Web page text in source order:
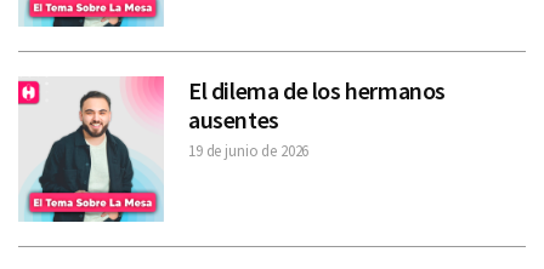
El dilema de los hermanos
ausentes
19 de junio de 2026